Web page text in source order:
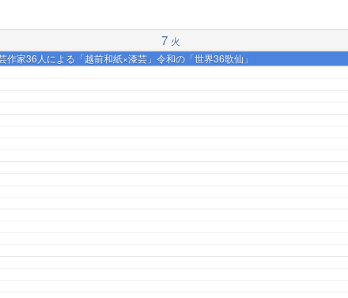
7 火
家36人による「越前和紙×漆芸」令和の「世界36歌仙」